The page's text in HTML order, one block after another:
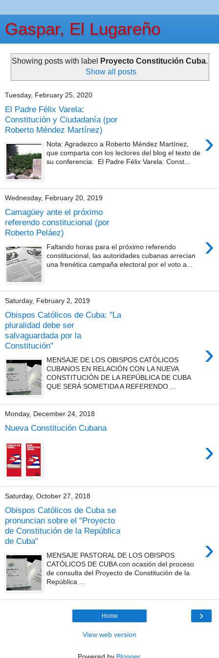
Gaspar, El Lugareño
Showing posts with label Proyecto Constitución Cuba.
Show all posts
Tuesday, February 25, 2020
El Padre Félix Varela:
Constitución y Ciudadanía (por
Roberto Méndez Martínez)
›
Nota: Agradezco a Roberto Méndez Martínez,
que comparta con los lectores del blog el texto de
su conferencia: El Padre Félix Varela: Const...
Wednesday, February 20, 2019
Camagüey ante el próximo
referendo constitucional (por
Roberto Peláez)
›
Faltando horas para el próximo referendo
constitucional, las autoridades cubanas arrecian
una frenética campaña electoral por el voto a...
Saturday, February 2, 2019
Obispos Católicos de Cuba: "La
pluralidad debe ser
salvaguardada por la
Constitución"
›
MENSAJE DE LOS OBISPOS CATÓLICOS
CUBANOS EN RELACIÓN CON LA NUEVA
CONSTITUCIÓN DE LA REPÚBLICA DE CUBA
QUE SERÁ SOMETIDA A REFERENDO ...
Monday, December 24, 2018
Nueva Constitución Cubana
›
Saturday, October 27, 2018
Obispos Católicos de Cuba se
pronuncian sobre el "Proyecto
de Constitución de la República
de Cuba"
›
MENSAJE PASTORAL DE LOS OBISPOS
CATÓLICOS DE CUBA con ocasión del proceso
de consulta del Proyecto de Constitución de la
República ...
›
Home
View web version
Powered by Blogger.